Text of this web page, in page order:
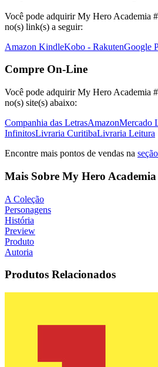
Você pode adquirir My Hero Academia
no(s) link(s) a seguir:
Amazon KindleKobo - RakutenGoogle
Compre On-Line
Você pode adquirir My Hero Academia
no(s) site(s) abaixo:
Companhia das LetrasAmazonMercado
InfinitosLivraria CuritibaLivraria Leitura
Encontre mais pontos de vendas na
Mais Sobre My Hero Academia
A Coleção
Personagens
História
Preview
Produto
Autoria
Produtos Relacionados